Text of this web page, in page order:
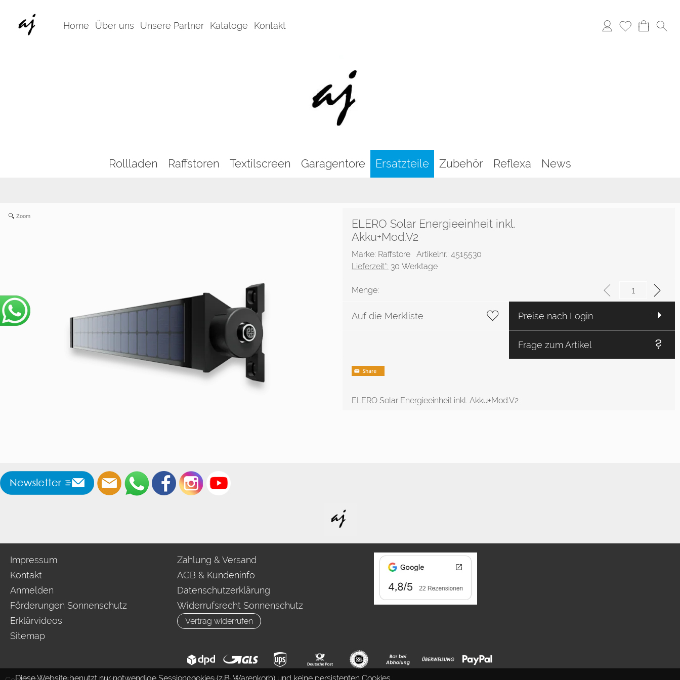
Home Über uns Unsere Partner Kataloge Kontakt
Rollladen Raffstoren Textilscreen Garagentore Ersatzteile Zubehör Reflexa News
Zoom
ELERO Solar Energieeinheit inkl.
Akku+Mod.V2
Marke: Raffstore Artikelnr.: 4515530
Lieferzeit*: 30 Werktage
Menge:
Auf die Merkliste Preise nach Login
Frage zum Artikel
ELERO Solar Energieeinheit inkl. Akku+Mod.V2
Impressum
Kontakt
Anmelden
Förderungen Sonnenschutz
Erklärvideos
Sitemap
Zahlung & Versand
AGB & Kundeninfo
Datenschutzerklärung
Widerrufsrecht Sonnenschutz
Vertrag widerrufen